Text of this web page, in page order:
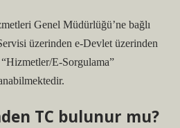
Genel Müdürlüğü’ne bağlı
üzerinden e-Devlet üzerinden
E-Sorgulama”
TC bulunur mu?